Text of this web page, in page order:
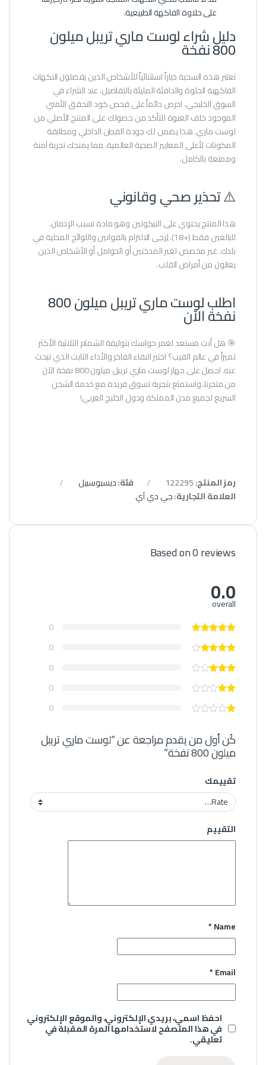
على حلاوة الفاكهة الطبيعية.
دليل شراء لوست ماري تريبل ميلون
800 نفخة
تعتبر هذه السحبة خياراً استثنائياً للأشخاص الذين يفضلون النكهات
الفاكهية الحلوة والدافئة المليئة بالتفاصيل. عند الشراء في
السوق الخليجي، احرص دائماً على فحص كود التحقق الأمني
الموجود خلف العبوة للتأكد من حصولك على المنتج الأصلي من
لوست ماري. هذا يضمن لك جودة القطن الداخلي ومطابقة
المكونات لأعلى المعايير الصحية العالمية، مما يمنحك تجربة آمنة
وممتعة بالكامل.
⚠️ تحذير صحي وقانوني
هذا المنتج يحتوي على النيكوتين وهو مادة تسبب الإدمان.
للبالغين فقط (+18). يُرجى الالتزام بالقوانين واللوائح المحلية في
بلدك. غير مخصص لغير المدخنين أو الحوامل أو الأشخاص الذين
يعانون من أمراض القلب.
اطلب لوست ماري تريبل ميلون 800
نفخة الآن
🎯 هل أنت مستعد لغمر حواسك بتوليفة الشمام الثلاثية الأكثر
تميزاً في عالم الفيب؟ اختبر النقاء الفاخر والأداء الثابت الذي تبحث
عنه. احصل على جهاز لوست ماري تريبل ميلون 800 نفخة الآن
من متجرنا، واستمتع بتجربة تسوق فريدة مع خدمة الشحن
السريع لجميع مدن المملكة ودول الخليج العربي!
رمز المنتج:122295 فئة:ديسبوسيبل
العلامة التجارية:جي دي آي
Based on 0 reviews
0.0
overall
0
0
0
0
0
كُن أول من يقدم مراجعة عن “لوست ماري تريبل
ميلون 800 نفخة”
تقييمك
التقييم
Name
*
Email
*
احفظ اسمي، بريدي الإلكتروني، والموقع الإلكتروني
في هذا المتصفح لاستخدامها المرة المقبلة في
تعليقي.